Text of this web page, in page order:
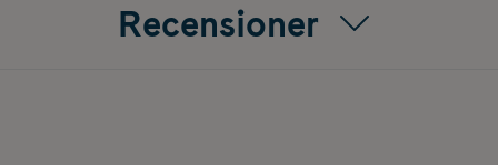
Recensioner